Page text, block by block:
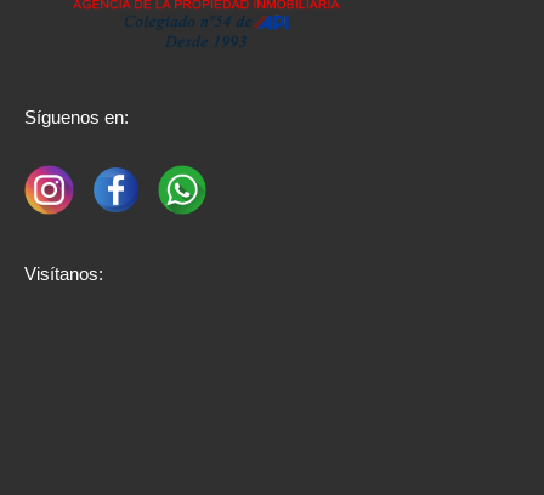
Síguenos en:
Visítanos: